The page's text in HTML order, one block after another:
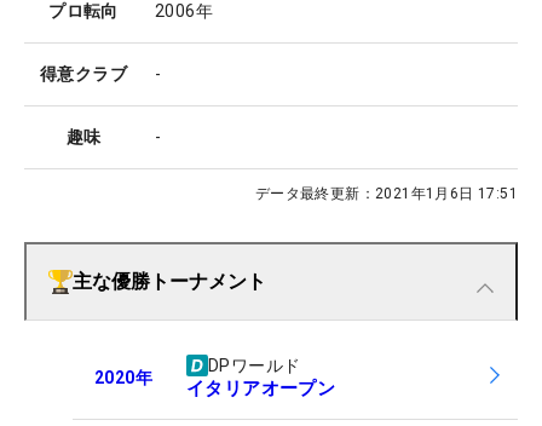
プロ転向 2006年
得意クラブ -
趣味 -
データ最終更新： 2021年1月6日 17:51
主な優勝トーナメント
2020年
DPワールド
イタリアオープン